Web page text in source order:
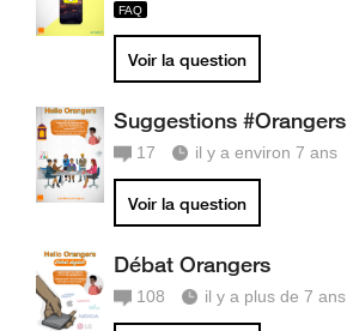
Voir la question
Suggestions #Orangers
17 il y a environ 7 ans
Voir la question
Débat Orangers
108 il y a plus de 7 ans